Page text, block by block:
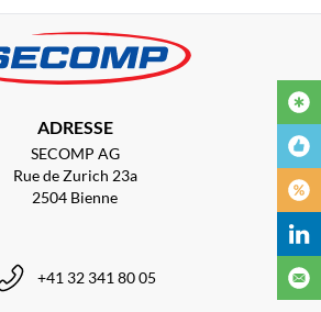
ADRESSE
SECOMP AG
Rue de Zurich 23a
2504 Bienne
+41 32 341 80 05